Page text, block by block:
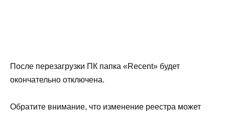
После перезагрузки ПК папка «Recent» будет
окончательно отключена.
Обратите внимание, что изменение реестра может